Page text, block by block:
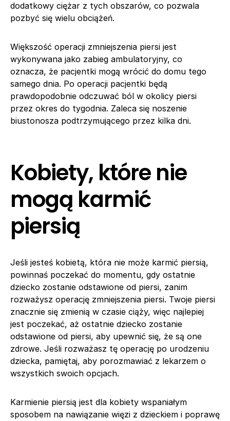
dodatkowy ciężar z tych obszarów, co pozwala
pozbyć się wielu obciążeń.
Większość operacji zmniejszenia piersi jest
wykonywana jako zabieg ambulatoryjny, co
oznacza, że pacjentki mogą wrócić do domu tego
samego dnia. Po operacji pacjentki będą
prawdopodobnie odczuwać ból w okolicy piersi
przez okres do tygodnia. Zaleca się noszenie
biustonosza podtrzymującego przez kilka dni.
Kobiety, które nie
mogą karmić
piersią
Jeśli jesteś kobietą, która nie może karmić piersią,
powinnaś poczekać do momentu, gdy ostatnie
dziecko zostanie odstawione od piersi, zanim
rozważysz operację zmniejszenia piersi. Twoje piersi
znacznie się zmienią w czasie ciąży, więc najlepiej
jest poczekać, aż ostatnie dziecko zostanie
odstawione od piersi, aby upewnić się, że są one
zdrowe. Jeśli rozważasz tę operację po urodzeniu
dziecka, pamiętaj, aby porozmawiać z lekarzem o
wszystkich swoich opcjach.
Karmienie piersią jest dla kobiety wspaniałym
sposobem na nawiązanie więzi z dzieckiem i poprawę